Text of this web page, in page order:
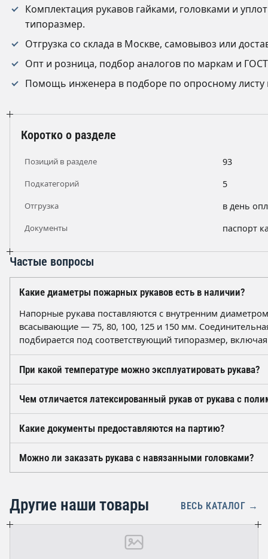
Комплектация рукавов гайками, головками и
типоразмер.
Отгрузка со склада в Москве, самовывоз или
Опт и розница, подбор аналогов по маркам и
Помощь инженера в подборе по опросному листу
Коротко о разделе
Позиций в разделе 93
Подкатегорий 5
Отгрузка в день
Документы паспорт
Частые вопросы
Какие диаметры пожарных рукавов есть в наличии?
Напорные рукава поставляются с внутренним
всасывающие — 75, 80, 100, 125 и 150 мм.
подбирается под соответствующий типоразмер,
При какой температуре можно эксплуатировать рукава?
пенообразователя при температуре окружающей
рукава со стальной спиралью по ГОСТ 5398-76
значения указаны в паспорте на конкретную марку.
Чем отличается латексированный рукав от рукава с
герметичность при умеренных нагрузках. Исполнения
включая РПК(В), дополнительно защищены снаружи,
проколам и воздействию нефтепродуктов.
Какие документы предоставляются на партию?
стандарта и результатов испытаний, а также
запросу предоставляются копии протоколов
Можно ли заказать рукава с навязанными головками?
рукавная, головка муфтовая или цапковая) согласуются
Другие наши товары ВЕСЬ КАТАЛОГ →